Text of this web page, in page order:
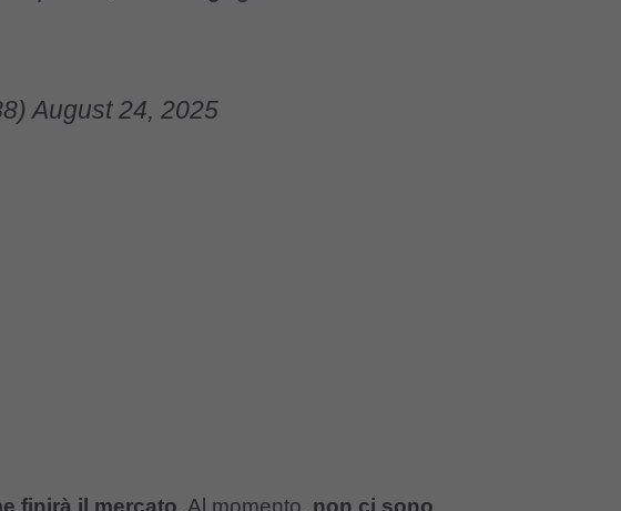
August 24, 2025
finirà il mercato . Al momento,
non ci sono